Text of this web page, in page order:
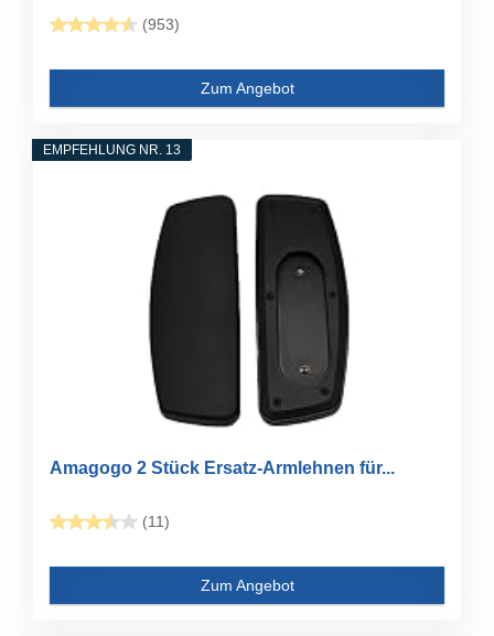
(953)
Zum Angebot
EMPFEHLUNG NR. 13
Amagogo 2 Stück Ersatz-Armlehnen für...
(11)
Zum Angebot